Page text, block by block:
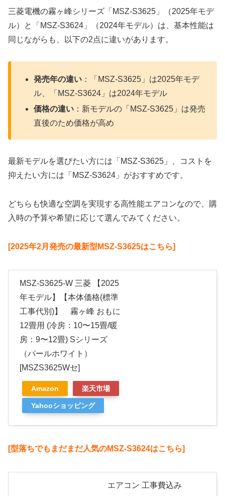
三菱電機の霧ヶ峰シリーズ「MSZ-S3625」（2025年モデ
ル）と「MSZ-S3624」（2024年モデル）は、基本性能は
同じながらも、以下の2点に違いがあります。
発売年の違い ：「MSZ-S3625」は2025年モデ
ル、「MSZ-S3624」は2024年モデル
価格の違い ：新モデルの「MSZ-S3625」は発売
直後のため価格が高め
最新モデルを選びたい方には「MSZ-S3625」、コストを
抑えたい方には「MSZ-S3624」がおすすめです。
どちらも快適な空調を実現する高性能エアコンなので、購
入時の予算や希望に応じて選んでみてください。
[2025年2月発売の最新型MSZ-S3625はこちら]
MSZ-S3625-W 三菱 【2025
年モデル】【本体価格(標準
工事代別)】 霧ヶ峰 おもに
12畳用 (冷房：10〜15畳/暖
房：9〜12畳) Sシリーズ
（パールホワイト）
[MSZS3625Wセ]
Amazon 楽天市場
Yahooショッピング
[型落ちでもまだまだ人気のMSZ-S3624はこちら]
エアコン 工事費込み